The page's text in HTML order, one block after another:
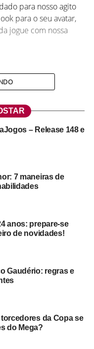
para nosso agito
para o seu avatar,
jogue com nossa
categoria exclusiva
combinar
incríveis sem
com estilo, nada
fofas de
e personalizar
– Release 148 e
7 maneiras de
anos: prepare-se
de novidades!
Gaudério: regras e
da Copa se
do Mega?